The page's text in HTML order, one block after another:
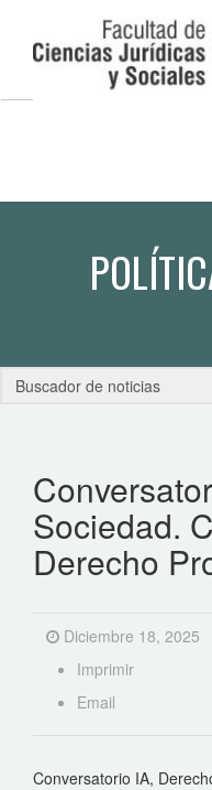
Sociedad.
Derecho
Diciembre 18, 2025
Imprimir
Email
Conversatorio IA,